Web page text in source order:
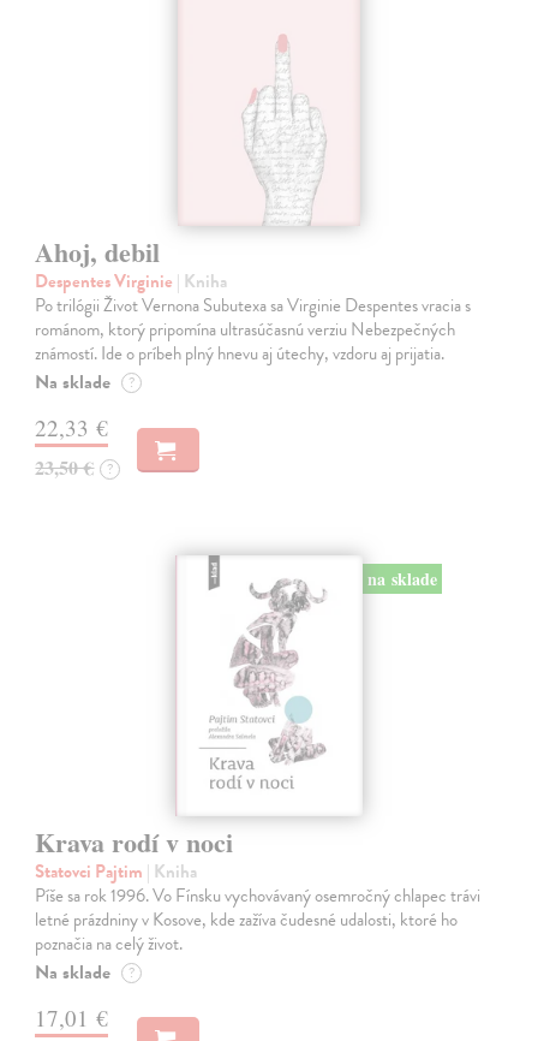
Ahoj, debil
Despentes Virginie | Kniha
Po trilógii Život Vernona Subutexa sa Virginie Despentes vracia s
románom, ktorý pripomína ultrasúčasnú verziu Nebezpečných
známostí. Ide o príbeh plný hnevu aj útechy, vzdoru aj prijatia.
Na sklade ?
22,33 €
23,50 € ?
na sklade
Krava rodí v noci
Statovci Pajtim | Kniha
Píše sa rok 1996. Vo Fínsku vychovávaný osemročný chlapec trávi
letné prázdniny v Kosove, kde zažíva čudesné udalosti, ktoré ho
poznačia na celý život.
Na sklade ?
17,01 €